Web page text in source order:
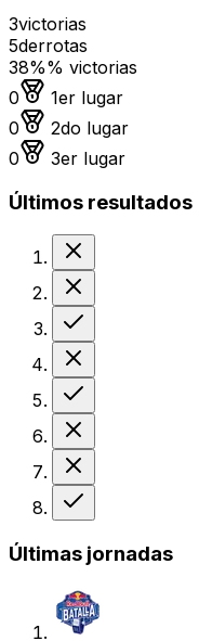
3victorias
5derrotas
38%% victorias
0
Medalla de oro
1er lugar
0
Medalla de plata
2do lugar
0
Medalla de bronce
3er lugar
Últimos resultados
Últimas jornadas